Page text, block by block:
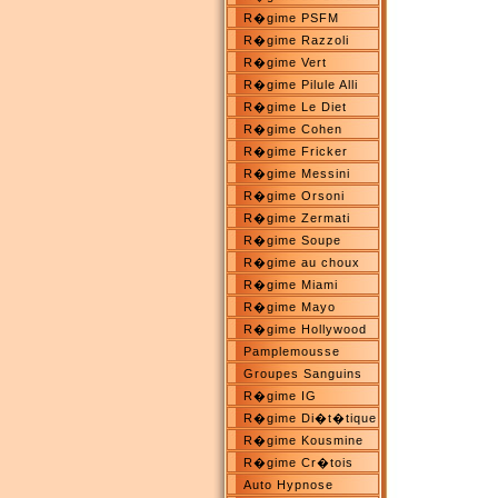
R�gime PSFM
R�gime Razzoli
R�gime Vert
R�gime Pilule Alli
R�gime Le Diet
R�gime Cohen
R�gime Fricker
R�gime Messini
R�gime Orsoni
R�gime Zermati
R�gime Soupe
R�gime au choux
R�gime Miami
R�gime Mayo
R�gime Hollywood
Pamplemousse
Groupes Sanguins
R�gime IG
R�gime Di�t�tique
R�gime Kousmine
R�gime Cr�tois
Auto Hypnose